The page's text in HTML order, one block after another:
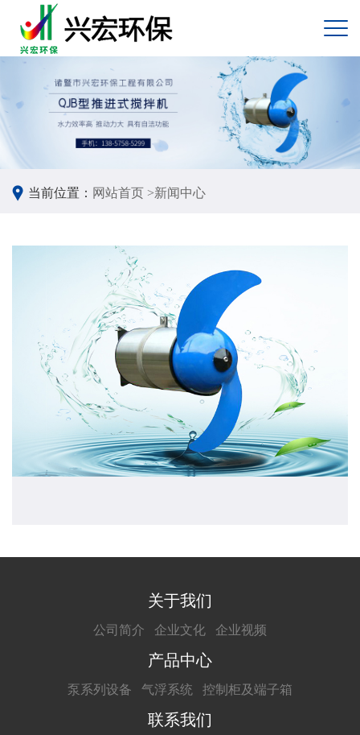
当前位置： 网站首页 >新闻中心
关于我们
公司简介 企业文化 企业视频
产品中心
泵系列设备 气浮系统 控制柜及端子箱
联系我们